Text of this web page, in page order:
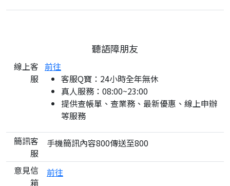
聽語障朋友
線上客
服
前往
客服Q寶：24小時全年無休
真人服務：08:00~23:00
提供查帳單、查業務、最新優惠、線上申辦
等服務
簡訊客
服
手機簡訊內容800傳送至800
意見信
箱
前往